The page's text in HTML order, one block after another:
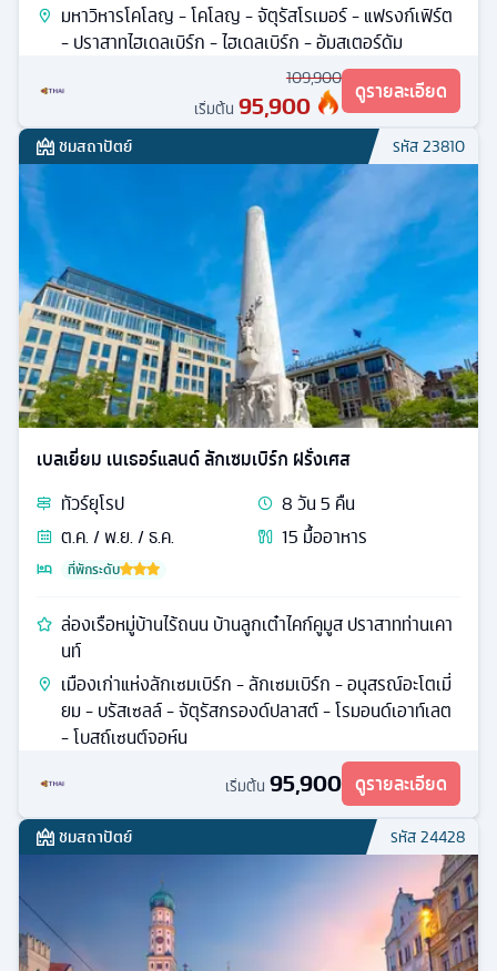
มหาวิหารโคโลญ - โคโลญ - จัตุรัสโรเมอร์ - แฟรงก์เฟิร์ต
- ปราสาทไฮเดลเบิร์ก - ไฮเดลเบิร์ก - อัมสเตอร์ดัม
109,900
เริ่มต้น 95,900 ดูรายละเอียด
ชมสถาปัตย์ รหัส23810
เบลเยี่ยม เนเธอร์แลนด์ ลักเซมเบิร์ก ฝรั่งเศส
ทัวร์ยุโรป 8วัน5 คืน
ต.ค. / พ.ย. / ธ.ค.
15 มื้ออาหาร
ที่พักระดับ
ล่องเรือหมู่บ้านไร้ถนน บ้านลูกเต๋าไคก์คูมูส ปราสาทท่านเคา
นท์
เมืองเก่าแห่งลักเซมเบิร์ก - ลักเซมเบิร์ก - อนุสรณ์อะโตเมี่
ยม - บรัสเซลล์ - จัตุรัสกรองด์ปลาสต์ - โรมอนด์เอาท์เลต
- โบสถ์เซนต์จอห์น
เริ่มต้น 95,900 ดูรายละเอียด
ชมสถาปัตย์ รหัส24428